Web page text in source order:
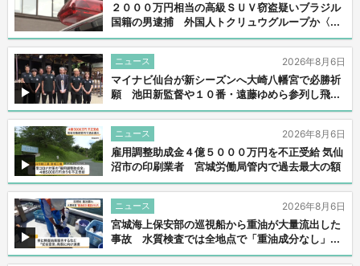
２０００万円相当の高級ＳＵＶ窃盗疑いブラジル
国籍の男逮捕 外国人トクリュウグループか〈...
ニュース
マイナビ仙台が新シーズンへ大崎八幡宮で必勝祈
願 池田新監督や１０番・遠藤ゆめら参列し飛...
2026年8月6日
ニュース
雇用調整助成金４億５０００万円を不正受給 気仙
沼市の印刷業者 宮城労働局管内で過去最大の額
2026年8月6日
ニュース
宮城海上保安部の巡視船から重油が大量流出した
事故 水質検査では全地点で「重油成分なし」...
2026年8月6日